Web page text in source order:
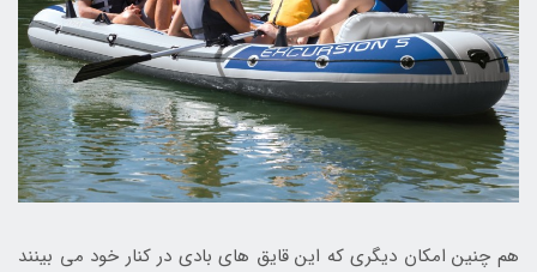
هم چنین امکان دیگری که این قایق های بادی در کنار خود می بینند